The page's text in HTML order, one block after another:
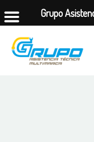
Grupo